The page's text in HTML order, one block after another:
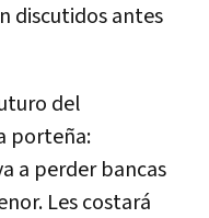
discutidos antes
del
porteña:
a perder bancas
Les costará